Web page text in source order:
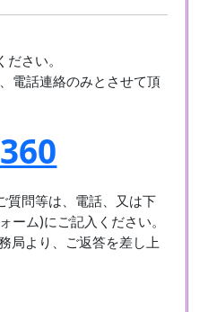
さい。
電話連絡のみとさせて頂
質問等は、電話、又は下
ーム)にご記入ください。
局より、ご返答を差し上